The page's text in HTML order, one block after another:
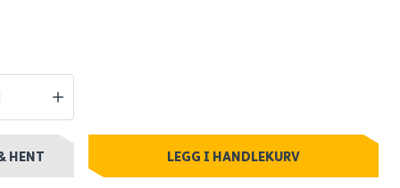
HENT LEGG I HANDLEKURV